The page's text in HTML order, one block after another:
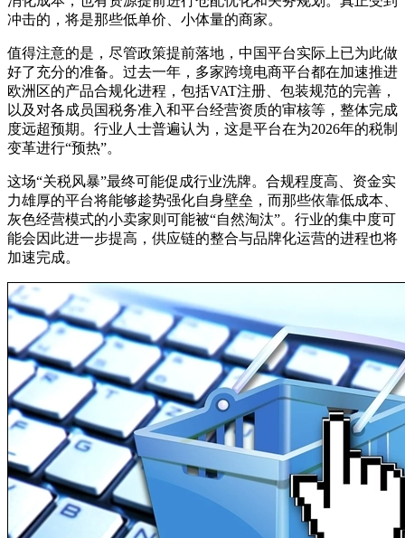
冲击的，将是那些低单价、小体量的商家。
值得注意的是，尽管政策提前落地，中国平台实际上已为此做
好了充分的准备。过去一年，多家跨境电商平台都在加速推进
欧洲区的产品合规化进程，包括VAT注册、包装规范的完善，
以及对各成员国税务准入和平台经营资质的审核等，整体完成
度远超预期。行业人士普遍认为，这是平台在为2026年的税制
变革进行“预热”。
这场“关税风暴”最终可能促成行业洗牌。合规程度高、资金实
力雄厚的平台将能够趁势强化自身壁垒，而那些依靠低成本、
灰色经营模式的小卖家则可能被“自然淘汰”。行业的集中度可
能会因此进一步提高，供应链的整合与品牌化运营的进程也将
加速完成。